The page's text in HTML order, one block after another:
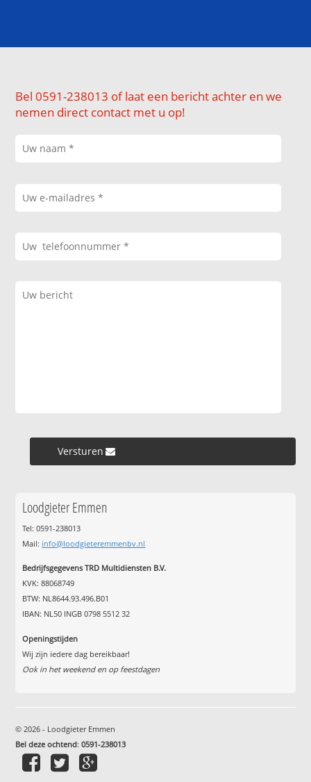
Bel 0591-238013 of laat een bericht achter en we
nemen direct contact met u op!
Versturen »
Loodgieter Emmen
Tel: 0591-238013
Mail: info@loodgieteremmenbv.nl
Bedrijfsgegevens TRD Multidiensten B.V.
KVK: 88068749
BTW: NL8644.93.496.B01
IBAN: NL50 INGB 0798 5512 32
Openingstijden
Wij zijn iedere dag bereikbaar!
Ook in het weekend en op feestdagen
© 2026 - Loodgieter Emmen
Bel deze ochtend:0591-238013